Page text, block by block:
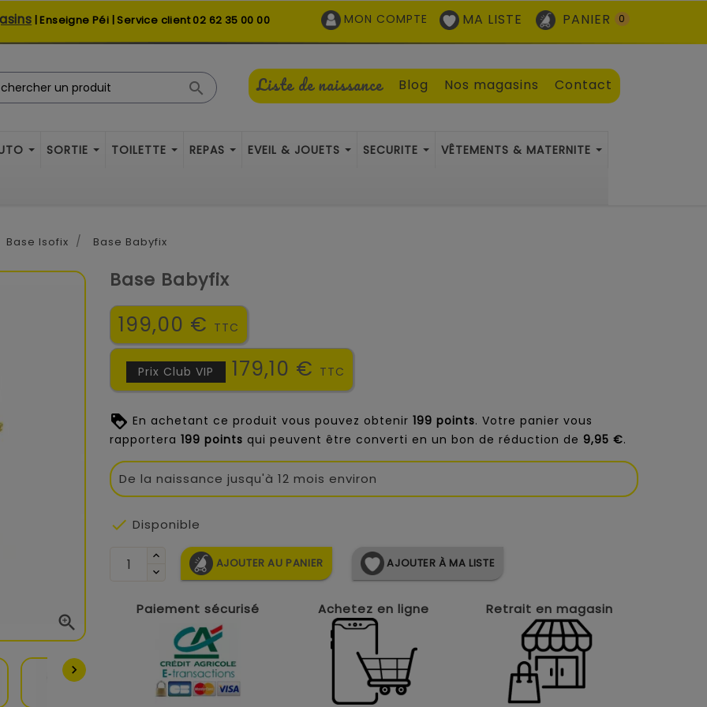
| Enseigne Péi | Service client02 62 35 00 00 MON COMPTE MA LISTE PANIER 0
Liste de naissance Blog Nos magasins Contact

SORTIE TOILETTE REPAS EVEIL & JOUETS SECURITE VÊTEMENTS & MATERNITE
Base Isofix Base Babyfix


Base Babyfix
199,00 € TTC
Prix Club VIP 179,10 € TTC
En achetant ce produit vous pouvez obtenir 199 points. Votre panier vous
rapportera 199 points qui peuvent être converti en un bon de réduction de 9,95 €.
De la naissance jusqu'à 12 mois environ
 Disponible
AJOUTER AU PANIER AJOUTER À MA LISTE
Paiement sécurisé Achetez en ligne Retrait en magasin